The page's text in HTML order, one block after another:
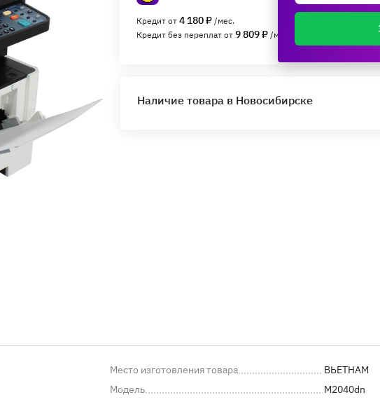
Кредит от 4 180 ₽ /мес.
Кредит без переплат от 9 809 ₽ /мес.
Наличие товара в Новосибирске
Место изготовления товара
ВЬЕТНАМ
Модель
M2040dn